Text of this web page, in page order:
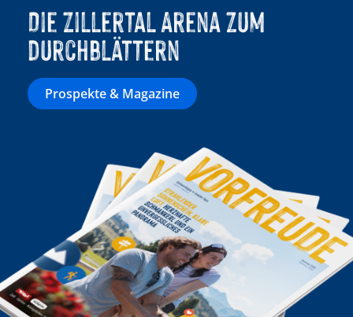
Die Zillertal Arena zum
durchblättern
Prospekte & Magazine